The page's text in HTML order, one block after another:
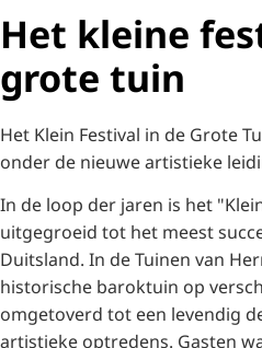
Het kleine
grote tuin
Het Klein Festival in de Grote
onder de nieuwe artistieke
In de loop der jaren is het
uitgegroeid tot het meest
Duitsland. In de Tuinen van
historische baroktuin op
omgetoverd tot een levendig
artistieke optredens. Gasten